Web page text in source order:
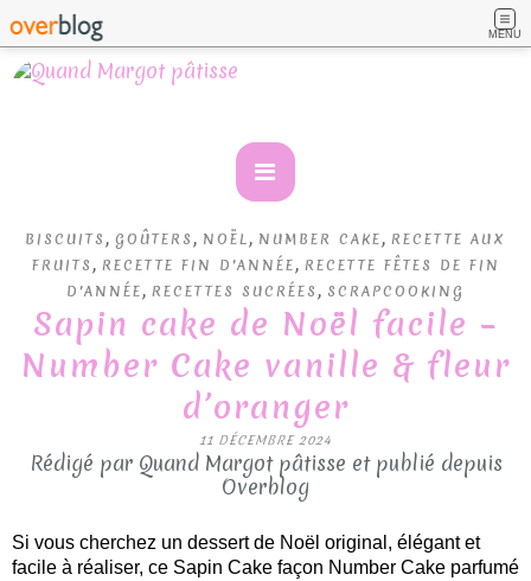
MENU
BISCUITS , GOÛTERS , NOËL, NUMBER CAKE, RECETTE AUX
FRUITS , RECETTE FIN D'ANNÉE, RECETTE FÊTES DE FIN
D'ANNÉE, RECETTES SUCRÉES , SCRAPCOOKING
Sapin cake de Noël facile –
Number Cake vanille & fleur
d’oranger
11 DÉCEMBRE 2024
Rédigé par Quand Margot pâtisse et publié depuis
Overblog
Si vous cherchez un dessert de Noël original, élégant et
facile à réaliser, ce Sapin Cake façon Number Cake parfumé